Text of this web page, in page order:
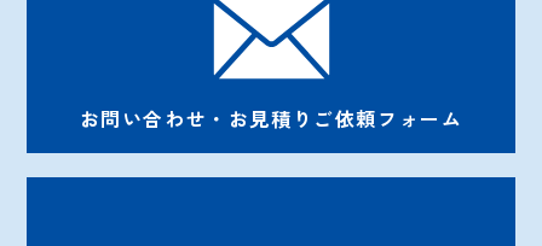
お問い合わせ・お見積りご依頼フォーム